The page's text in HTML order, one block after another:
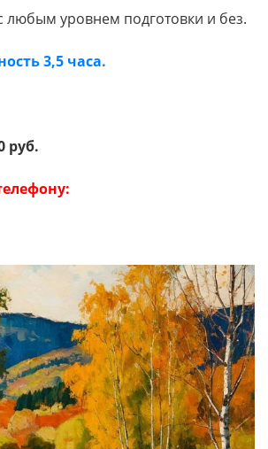
любым уровнем подготовки и без.
3,5 часа.
руб.